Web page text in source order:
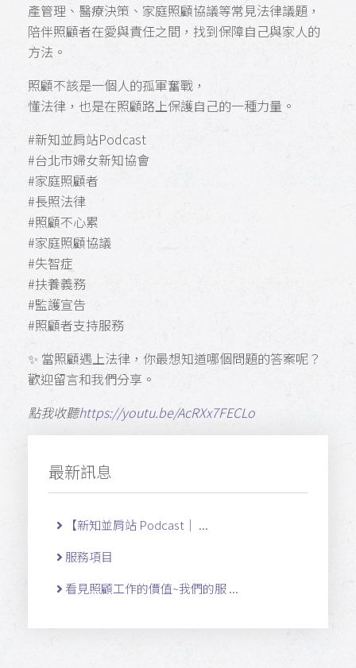
產管理、醫療決策、家庭照顧協議等常見法律議題，
陪伴照顧者在愛與責任之間，找到保障自己與家人的
方法。
照顧不該是一個人的孤軍奮戰，
懂法律，也是在照顧路上保護自己的一種力量。
#新知並肩站Podcast
#台北市婦女新知協會
#家庭照顧者
#長照法律
#照顧不心累
#家庭照顧協議
#失智症
#扶養義務
#監護宣告
#照顧者支持服務
✨ 當照顧遇上法律，你最想知道哪個問題的答案呢？
歡迎留言和我們分享。
點我收聽https://youtu.be/AcRXx7FECLo
最新訊息
【新知並肩站 Podcast｜ ...
服務項目
看見照顧工作的價值~我們的服 ...